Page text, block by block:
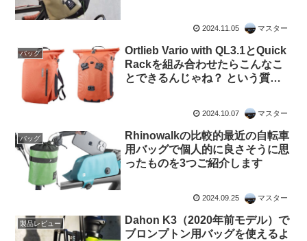
2024.11.05 マスター
バッグ
Ortlieb Vario with QL3.1とQuick
Rackを組み合わせたらこんなこ
とできるんじゃね？ という質問
2024.10.07 マスター
バッグ
Rhinowalkの比較的最近の自転車
用バッグで個人的に良さそうに思
ったものを3つご紹介します
2024.09.25 マスター
製品レビュー
Dahon K3（2020年前モデル）で
ブロンプトン用バッグを使えるよ